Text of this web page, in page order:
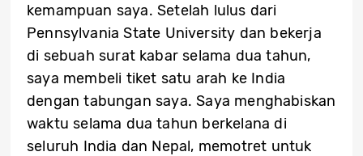
kemampuan saya. Setelah lulus dari
Pennsylvania State University dan bekerja
di sebuah surat kabar selama dua tahun,
saya membeli tiket satu arah ke India
dengan tabungan saya. Saya menghabiskan
waktu selama dua tahun berkelana di
seluruh India dan Nepal, memotret untuk